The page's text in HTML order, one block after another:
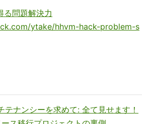
問題解決力
ytake/hhvm-hack-problem-s
テナンシーを求めて: 全て見せます！